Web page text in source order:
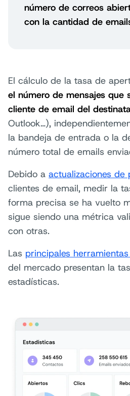
número de correos
con la cantidad de
El cálculo de la tasa de
el número de mensajes que
cliente de email del
Outlook…),
la bandeja de entrada o la
número total de emails
Debido a actualizaciones de
clientes de email, medir la
forma precisa se ha vuelto
sigue siendo una métrica
con otras.
Las principales
del mercado presentan la
estadísticas.